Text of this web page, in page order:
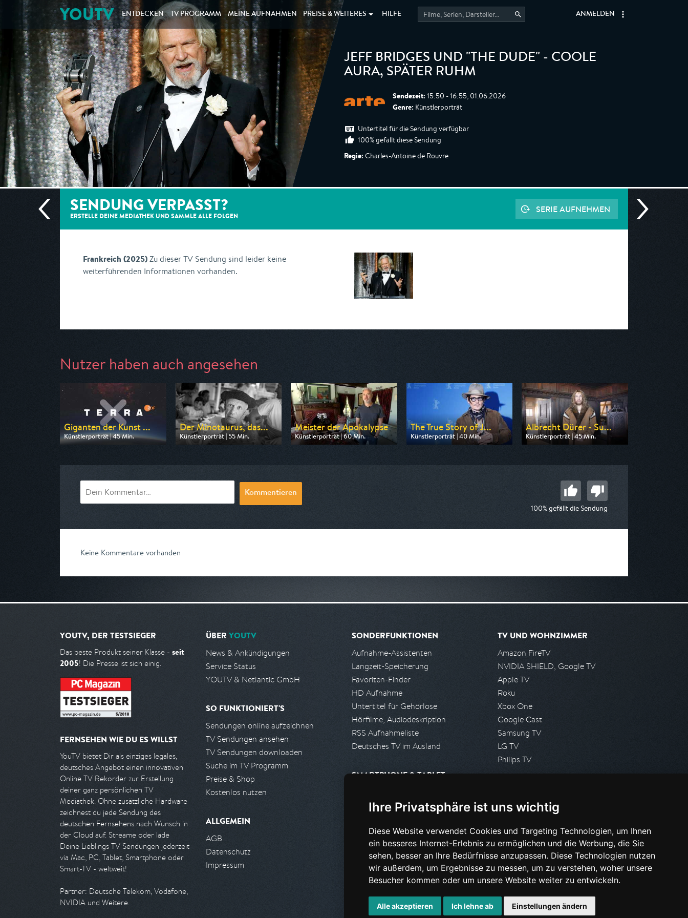
Ihre Privatsphäre ist uns wichtig
Diese Website verwendet Cookies und Targeting Technologien, um Ihnen
ein besseres Internet-Erlebnis zu ermöglichen und die Werbung, die Sie
sehen, besser an Ihre Bedürfnisse anzupassen. Diese Technologien nutzen
wir außerdem, um Ergebnisse zu messen, um zu verstehen, woher unsere
Besucher kommen oder um unsere Website weiter zu entwickeln.
Alle akzeptieren Ich lehne ab Einstellungen ändern
YOUTV ENTDECKEN TV PROGRAMM MEINE AUFNAHMEN PREISE & WEITERES HILFE ANMELDEN
JEFF BRIDGES UND "THE DUDE" - COOLE
AURA, SPÄTER RUHM
Sendezeit: 15:50 - 16:55, 01.06.2026
Genre: Künstlerporträt
Untertitel für die Sendung verfügbar
100% gefällt diese Sendung
Regie: Charles-Antoine de Rouvre
SENDUNG VERPASST?
ERSTELLE DEINE MEDIATHEK UND SAMMLE ALLE FOLGEN
SERIE AUFNEHMEN
Frankreich (2025)Zu dieser TV Sendung sind leider keine
weiterführenden Informationen vorhanden.
Nutzer haben auch angesehen
Giganten der Kunst ...
Künstlerporträt | 45 Min.
Ausgestrahlt von ZDF
Der Minotaurus, das...
Künstlerporträt | 55 Min.
Ausgestrahlt von arte
Meister der Apokalypse
Künstlerporträt | 60 Min.
Ausgestrahlt von Phoenix
The True Story of J...
Künstlerporträt | 40 Min.
Ausgestrahlt von 3sat
Albrecht Dürer - Su...
Künstlerporträt | 45 Min.
Ausgestrahlt von ZDF info
Kommentieren
100% gefällt die Sendung
Keine Kommentare vorhanden
YOUTV, DER TESTSIEGER
Das beste Produkt seiner Klasse - seit
2005! Die Presse ist sich einig.
FERNSEHEN WIE DU ES WILLST
YouTV bietet Dir als einziges legales,
deutsches Angebot einen innovativen
Online TV Rekorder zur Erstellung
deiner ganz persönlichen TV
Mediathek. Ohne zusätzliche Hardware
zeichnest du jede Sendung des
deutschen Fernsehens nach Wunsch in
der Cloud auf. Streame oder lade
Deine Lieblings TV Sendungen jederzeit
via Mac, PC, Tablet, Smartphone oder
Smart-TV - weltweit!
Partner: Deutsche Telekom, Vodafone,
NVIDIA und Weitere.
ÜBER YOUTV
News & Ankündigungen
Service Status
YOUTV & Netlantic GmbH
SO FUNKTIONIERT'S
Sendungen online aufzeichnen
TV Sendungen ansehen
TV Sendungen downloaden
Suche im TV Programm
Preise & Shop
Kostenlos nutzen
ALLGEMEIN
AGB
Datenschutz
Impressum
SONDERFUNKTIONEN
Aufnahme-Assistenten
Langzeit-Speicherung
Favoriten-Finder
HD Aufnahme
Untertitel für Gehörlose
Hörfilme, Audiodeskription
RSS Aufnahmeliste
Deutsches TV im Ausland
SMARTPHONE & TABLET
Android App
PARTNER
Partnerliste
Partner werden
TV UND WOHNZIMMER
Amazon FireTV
NVIDIA SHIELD, Google TV
Apple TV
Roku
Xbox One
Google Cast
Samsung TV
LG TV
Philips TV
Presseanfrage stellen
HILFE & SUPPORT
Häufig gestellte Fragen
Anfrage stellen